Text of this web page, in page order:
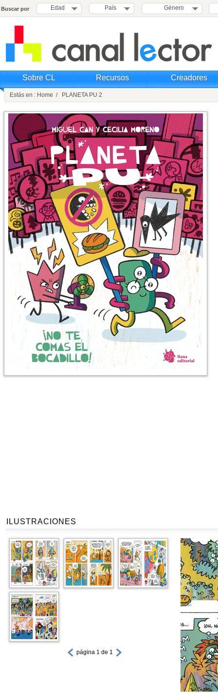
Buscar por Edad País Género
Sobre CL Recursos Creadores
Estás en : Home / PLANETA PU 2
ILUSTRACIONES
página 1 de 1